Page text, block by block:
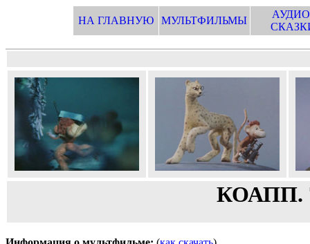
НА ГЛАВНУЮ МУЛЬТФИЛЬМЫ
КОАПП.